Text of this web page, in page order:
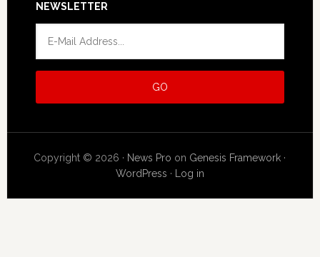
NEWSLETTER
Copyright © 2026 · News Pro on Genesis Framework ·
WordPress · Log in